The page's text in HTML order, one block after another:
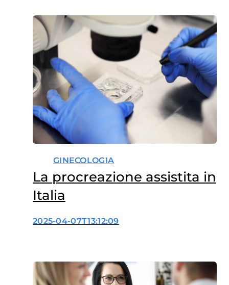
GINECOLOGIA
La procreazione assistita in
Italia
2025-04-07T13:12:09